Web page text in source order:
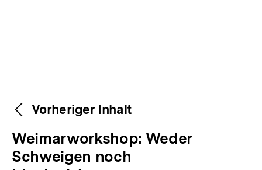
Weitere
Inhalte
Content-
Navigation
Vorheriger Inhalt
V
o
Weimarworkshop: Weder
Schweigen noch